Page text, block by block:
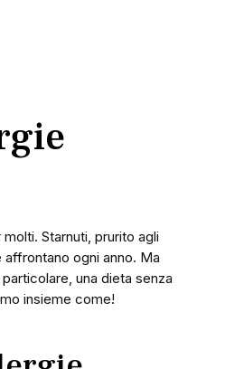
Starnuti, prurito agli
ogni anno. Ma
una dieta senza
insieme come!